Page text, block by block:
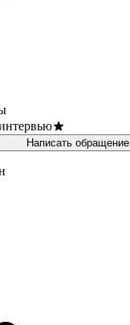
Написать обращение